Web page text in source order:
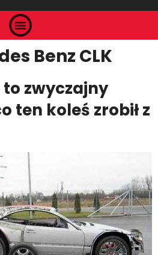
Benz CLK
to zwyczajny
ten koleś zrobił z